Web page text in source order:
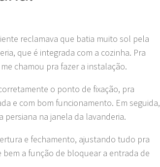
reclamava que batia muito sol pela
que é integrada com a cozinha. Pra
chamou pra fazer a instalação.
o ponto de fixação, pra
e com bom funcionamento. Em seguida,
persiana na janela da lavanderia.
e fechamento, ajustando tudo pra
bem a função de bloquear a entrada de